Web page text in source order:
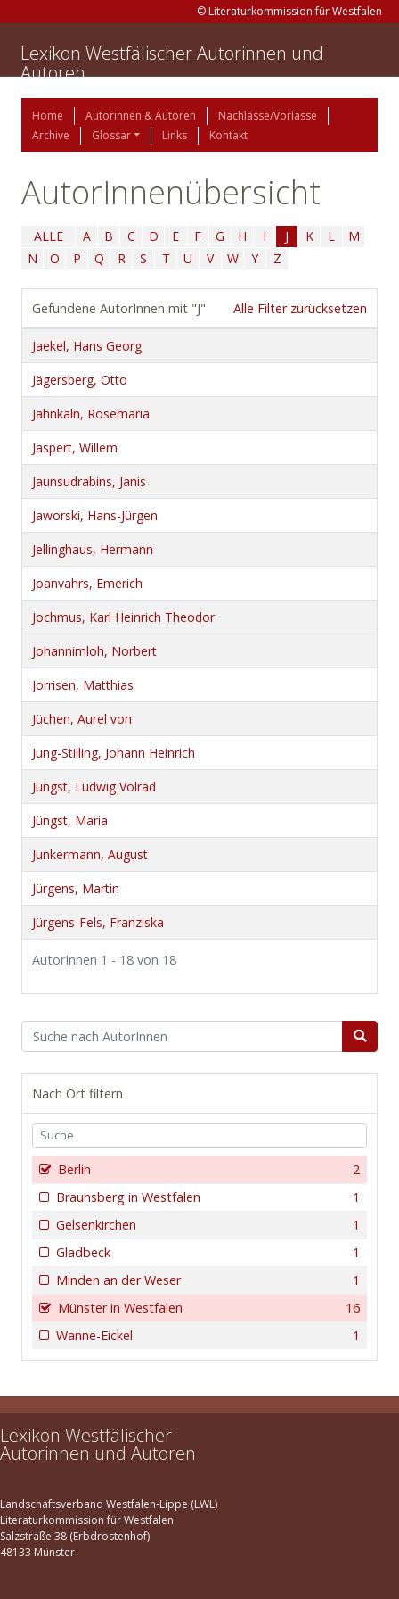
© Literaturkommission für Westfalen
Lexikon Westfälischer Autorinnen und
Autoren
Home Autorinnen & Autoren
Nachlässe/Vorlässe
Archive
Glossar Links Kontakt
AutorInnenübersicht
ALLE A B C D E F G H I J K L
M
N
O P Q R S T U V W Y Z
Alle Filter zurücksetzen
Gefundene AutorInnen mit "J"
Jaekel, Hans Georg
Jägersberg, Otto
Jahnkaln, Rosemaria
Jaspert, Willem
Jaunsudrabins, Janis
Jaworski, Hans-Jürgen
Jellinghaus, Hermann
Joanvahrs, Emerich
Jochmus, Karl Heinrich Theodor
Johannimloh, Norbert
Jorrisen, Matthias
Jüchen, Aurel von
Jung-Stilling, Johann Heinrich
Jüngst, Ludwig Volrad
Jüngst, Maria
Junkermann, August
Jürgens, Martin
Jürgens-Fels, Franziska
AutorInnen 1 - 18 von 18
Nach Ort filtern
2
Berlin
1
Braunsberg in Westfalen
1
Gelsenkirchen
1
Gladbeck
1
Minden an der Weser
16
Münster in Westfalen
1
Wanne-Eickel
Lexikon Westfälischer
Autorinnen und Autoren
Landschaftsverband Westfalen-Lippe (LWL)
Literaturkommission für Westfalen
Salzstraße 38 (Erbdrostenhof)
48133 Münster